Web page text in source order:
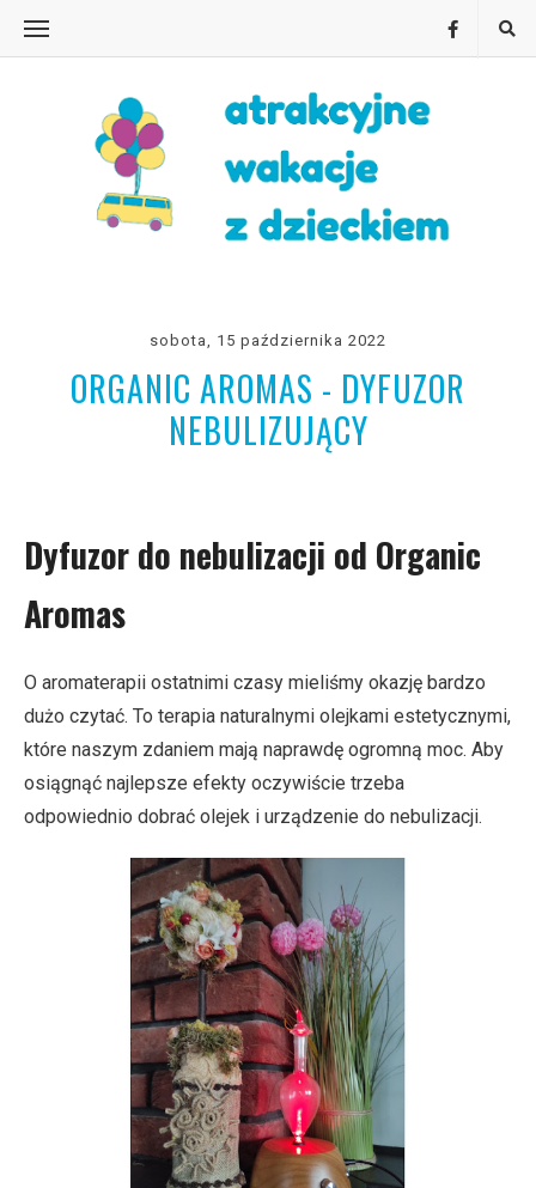
sobota, 15 października 2022
ORGANIC AROMAS - DYFUZOR
NEBULIZUJĄCY
Dyfuzor do nebulizacji od Organic
Aromas
O aromaterapii ostatnimi czasy mieliśmy okazję bardzo
dużo czytać. To terapia naturalnymi olejkami estetycznymi,
które naszym zdaniem mają naprawdę ogromną moc. Aby
osiągnąć najlepsze efekty oczywiście trzeba
odpowiednio dobrać olejek i urządzenie do nebulizacji.